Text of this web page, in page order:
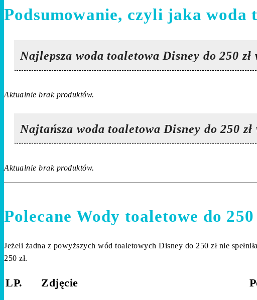
Podsumowanie, czyli jaka woda
Najlepsza woda toaletowa Disney do 250
Aktualnie brak produktów.
Najtańsza woda toaletowa Disney do 250
Aktualnie brak produktów.
Polecane Wody toaletowe do
Jeżeli żadna z powyższych wód toaletowych Disney do 250 zł nie
250 zł.
LP. Zdjęcie